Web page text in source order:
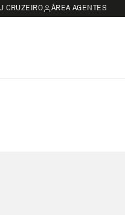
CRUZEIRO ÁREA AGENTES